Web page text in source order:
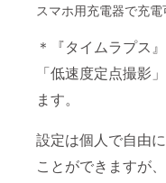
スマホ用充電器で充電
＊『タイムラプス
「低速度定点撮影
ます。
設定は個人で自由
ことができますが